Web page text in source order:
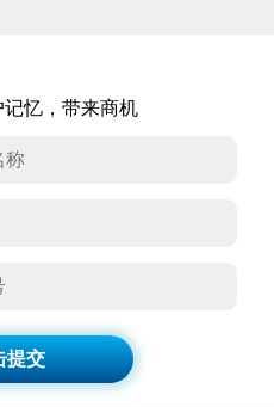
忆，带来商机
提交